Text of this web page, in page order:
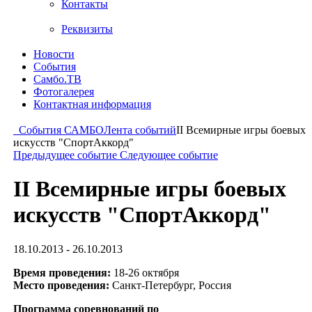
Контакты
Реквизиты
Новости
События
Самбо.ТВ
Фотогалерея
Контактная информация
События САМБОЛента событийII Всемирные игры боевых
искусств "СпортАккорд"
Предыдущее событие Следующее событие
II Всемирные игры боевых
искусств "СпортАккорд"
18.10.2013 - 26.10.2013
Время проведения: 18-26 октября
Место проведения: Санкт-Петербург, Россия
Программа соревнований по